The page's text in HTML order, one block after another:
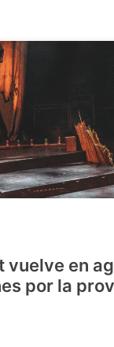
vuelve en
por la